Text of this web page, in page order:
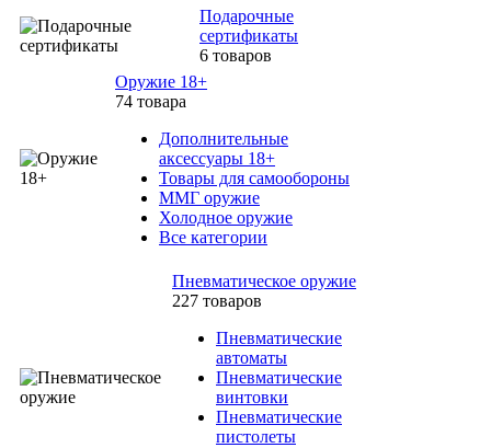
Подарочные
сертификаты
6 товаров
Оружие 18+
74 товара
Дополнительные
аксессуары 18+
Товары для самообороны
ММГ оружие
Холодное оружие
Все категории
Пневматическое оружие
227 товаров
Пневматические
автоматы
Пневматические
винтовки
Пневматические
пистолеты